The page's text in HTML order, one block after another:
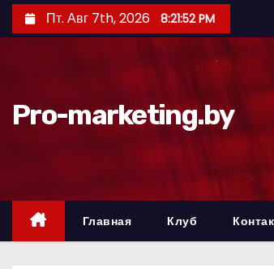
е
д
Пт. Авг 7th, 2026 8:21:53 PM
Pro-marketing.by
Главная Клуб